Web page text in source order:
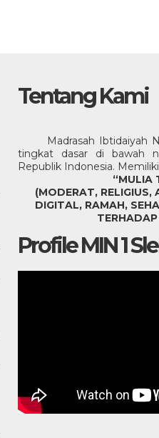
Tentang Kami
Madrasah Ibtidaiyah
tingkat dasar di bawah
Republik Indonesia. Memiliki
“MULIA
(MODERAT, RELIGIUS,
DIGITAL, RAMAH,
Profile MIN 1